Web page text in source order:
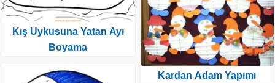
Kış Uykusuna Yatan Ayı
Boyama
Kardan Adam Yapımı